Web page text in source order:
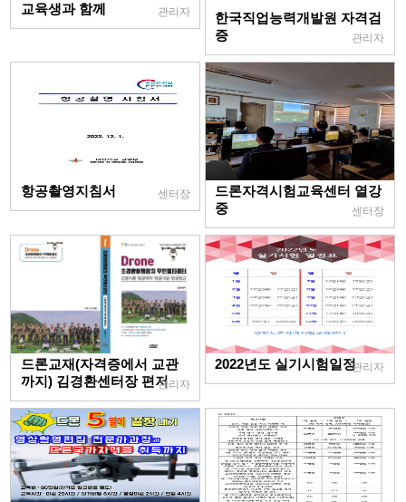
교육생과 함께 관리자
한국직업능력개발원 자격검
증
관리자
항공촬영지침서 센터장
드론자격시험교육센터 열강
중
센터장
드론교재(자격증에서 교관
까지) 김경환센터장 편저관리자
2022년도 실기시험일정관리자